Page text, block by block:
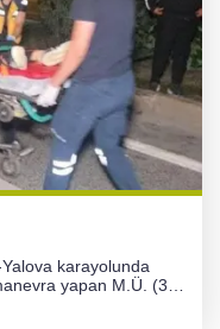
karayolunda
yapan M.Ü. (35)